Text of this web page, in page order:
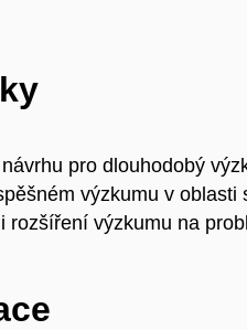
pro dlouhodobý
výzkumu v
rozšíření výzkumu na